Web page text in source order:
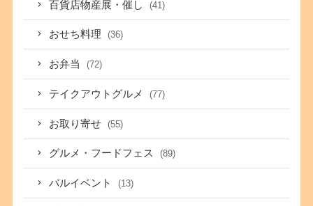
百貨店物産展・催し (41)
おせち料理 (36)
お弁当 (72)
テイクアウトグルメ (77)
お取り寄せ (55)
グルメ・フードフェス (89)
バルイベント (13)